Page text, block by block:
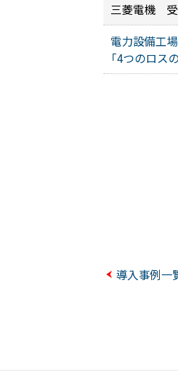
三菱電機 受
電力設備工
「4つのロス
導入事例一